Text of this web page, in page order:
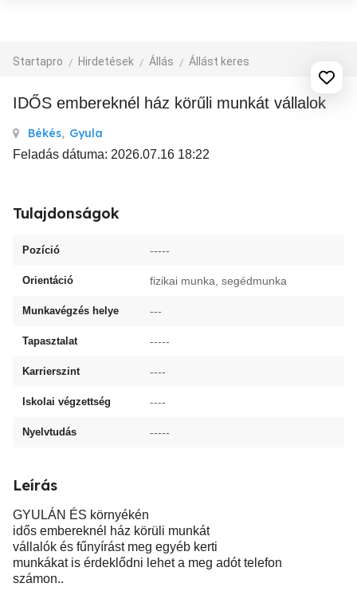
Startapro Hirdetések Állás Állást keres
IDŐS embereknél ház körűli munkát vállalok
Békés, Gyula
Feladás dátuma: 2026.07.16 18:22
Tulajdonságok
Pozíció -----
Orientáció fizikai munka, segédmunka
Munkavégzés helye ---
Tapasztalat -----
Karrierszint ----
Iskolai végzettség ----
Nyelvtudás -----
Leírás
GYULÁN ÉS környékén
idős embereknél ház körüli munkát
vállalók és fűnyírást meg egyéb kerti
munkákat is érdeklődni lehet a meg adót telefon
számon..